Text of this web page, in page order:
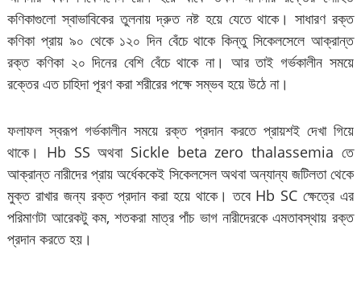
কণিকাগুলো স্বাভাবিকের তুলনায় দ্রুত নষ্ট হয়ে যেতে থাকে। সাধারণ রক্ত
কণিকা প্রায় ৯০ থেকে ১২০ দিন বেঁচে থাকে কিন্তু সিকেলসেলে আক্রান্ত
রক্ত কণিকা ২০ দিনের বেশি বেঁচে থাকে না। আর তাই গর্ভকালীন সময়ে
রক্তের এত চাহিদা পূরণ করা শরীরের পক্ষে সম্ভব হয়ে উঠে না।
ফলাফল স্বরূপ গর্ভকালীন সময়ে রক্ত প্রদান করতে প্রায়শই দেখা গিয়ে
থাকে। Hb SS অথবা Sickle beta zero thalassemia তে
আক্রান্ত নারীদের প্রায় অর্ধেককেই সিকেলসেল অথবা অন্যান্য জটিলতা থেকে
মুক্ত রাখার জন্য রক্ত প্রদান করা হয়ে থাকে। তবে Hb SC ক্ষেত্রে এর
পরিমাণটা আরেকটু কম, শতকরা মাত্র পাঁচ ভাগ নারীদেরকে এমতাবস্থায় রক্ত
প্রদান করতে হয়।